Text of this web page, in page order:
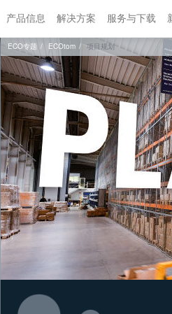
产品信息 解决方案 服务与下载
ECO专题 ECOtom 项目规划